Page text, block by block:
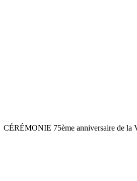
CÉRÉMONIE 75ème anniversaire de